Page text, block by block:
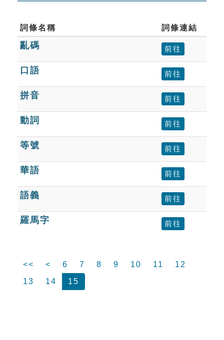
單字索引
生命大百科索引
遊戲專區
教學應用
貓頭鷹博士
詞條名稱 詞條連結
亂碼 前往
口語 前往
拼音 前往
動詞 前往
等號 前往
華語 前往
語義 前往
羅馬字 前往
<< < 6 7 8 9 10 11
12
13
14 15